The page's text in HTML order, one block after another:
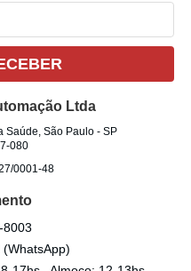
Ltda
Saúde, São Paulo -SP
080
0001-48
8003
(WhatsApp)